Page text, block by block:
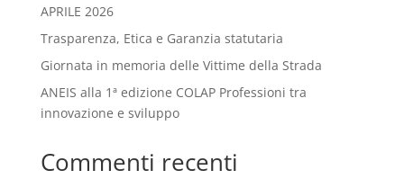
APRILE 2026
Trasparenza, Etica e Garanzia statutaria
Giornata in memoria delle Vittime della Strada
ANEIS alla 1ª edizione COLAP Professioni tra
innovazione e sviluppo
Commenti recenti